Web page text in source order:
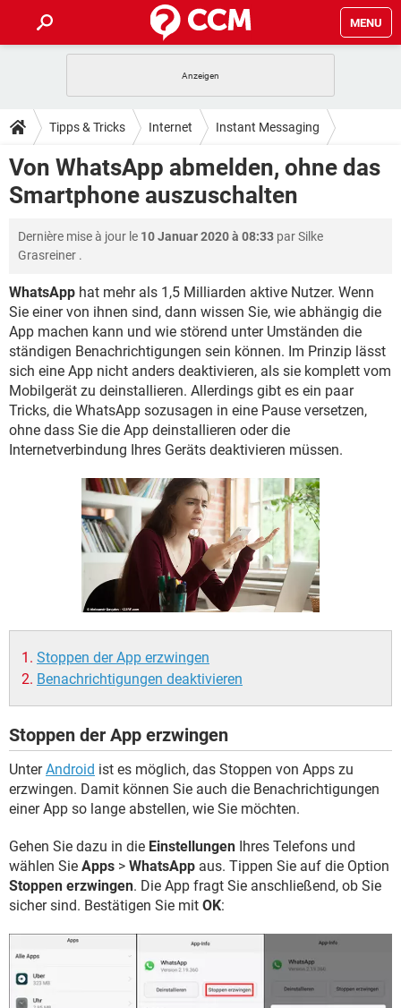
MENU
ANDROID IOS
WINDOWS 10 INSTAGRAM
WHATSAPP TIKTOK
TIPPS & TRICKS
SPIELE
ANDROID IOS
WINDOWS 10
WHATSAPP TIKTOK
DOWNLOADS
SPIELE STREAMING
WINDOWS 10
WHATSAPP TIKTOK
FACEBOOK HARDWARE
FORUM
SPIELE STREAMING
WINDOWS 10 INSTAGRAM
WHATSAPP TIKTOK
FACEBOOK
LEXIKON
SPIELE STREAMING
ANDROID IOS
WINDOWS 10 INSTAGRAM
WHATSAPP TIKTOK
FACEBOOK HARDWARE
Tipps & Tricks Internet Instant Messaging
WhatsApp
Von WhatsApp abmelden, ohne das
Smartphone auszuschalten
Dernière mise à jour le 10 Januar 2020 à 08:33 parSilke
Grasreiner .
WhatsApp hat mehr als 1,5 Milliarden aktive Nutzer. Wenn
Sie einer von ihnen sind, dann wissen Sie, wie abhängig die
App machen kann und wie störend unter Umständen die
ständigen Benachrichtigungen sein können. Im Prinzip lässt
sich eine App nicht anders deaktivieren, als sie komplett vom
Mobilgerät zu deinstallieren. Allerdings gibt es ein paar
Tricks, die WhatsApp sozusagen in eine Pause versetzen,
ohne dass Sie die App deinstallieren oder die
Internetverbindung Ihres Geräts deaktivieren müssen.
Stoppen der App erzwingen
Benachrichtigungen deaktivieren
Stoppen der App erzwingen
UnterAndroid ist es möglich, das Stoppen von Apps zu
erzwingen. Damit können Sie auch die Benachrichtigungen
einer App so lange abstellen, wie Sie möchten.
Gehen Sie dazu in die Einstellungen Ihres Telefons und
wählen Sie Apps > WhatsApp aus. Tippen Sie auf die Option
Stoppen erzwingen. Die App fragt Sie anschließend, ob Sie
sicher sind. Bestätigen Sie mit OK: